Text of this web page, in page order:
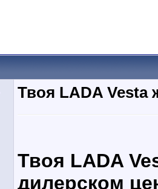
Твоя LADA Vesta
Твоя LADA
дилерском